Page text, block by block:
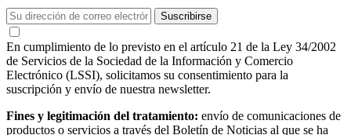
En cumplimiento de lo previsto en el artículo 21 de la Ley 34/2002
de Servicios de la Sociedad de la Información y Comercio
Electrónico (LSSI), solicitamos su consentimiento para la
suscripción y envío de nuestra newsletter.
Fines y legitimación del tratamiento: envío de comunicaciones de
productos o servicios a través del Boletín de Noticias al que se ha